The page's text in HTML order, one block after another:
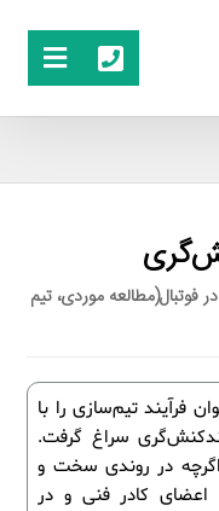
فوتبال(مطالعه موردی، تیم
فرآیند تیم‌سازی را با
سراغ گرفت.
در روندی سخت و
اعضای کادر فنی و در